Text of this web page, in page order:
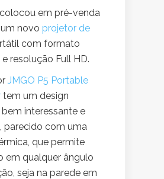
colocou em pré-venda
novo projetor de
com formato
resolução Full HD.
JMGO P5 Portable
tem um design
interessante e
parecido com uma
que permite
em qualquer ângulo
seja na parede em